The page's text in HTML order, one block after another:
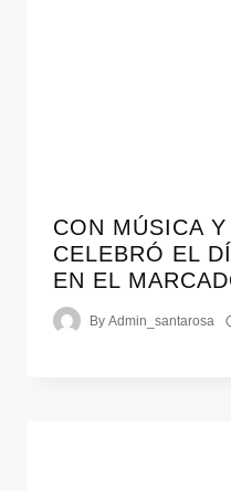
CON MÚSICA
CELEBRÓ EL
EN EL
By Admin_santarosa